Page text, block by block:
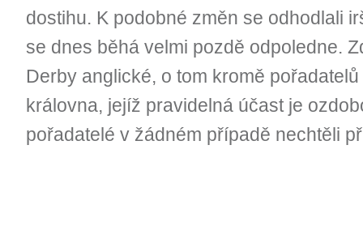
dostihu. K podobné změn se odhodlali
se dnes běhá velmi pozdě odpoledne.
Derby anglické, o tom kromě
královna, jejíž pravidelná účast je
pořadatelé v žádném případě nechtěli